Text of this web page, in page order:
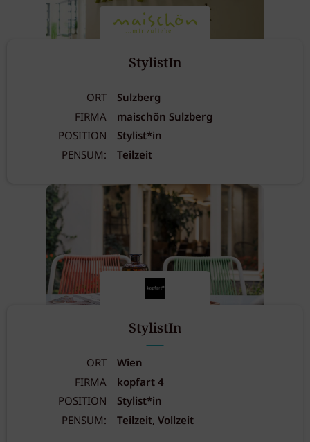
StylistIn
ORT
Sulzberg
FIRMA
maischön Sulzberg
POSITION
Stylist*in
PENSUM:
Teilzeit
StylistIn
ORT
Wien
FIRMA
kopfart 4
POSITION
Stylist*in
PENSUM:
Teilzeit, Vollzeit